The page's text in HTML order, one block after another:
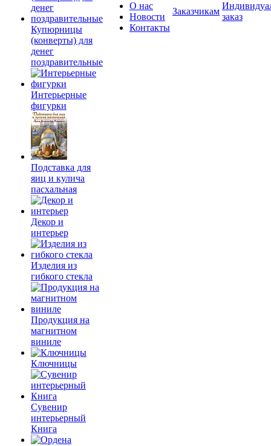
Купюрницы
(конверты) для
денег
поздравительные
Интерьерные
фигурки
Подставка для
яиц и кулича
пасхальная
Декор и
интерьер
Изделия из
гибкого стекла
Продукция на
магнитном
виниле
Ключницы
Сувенир
интерьерный
Книга
О нас
Новости
Контакты
Заказчикам
заказ